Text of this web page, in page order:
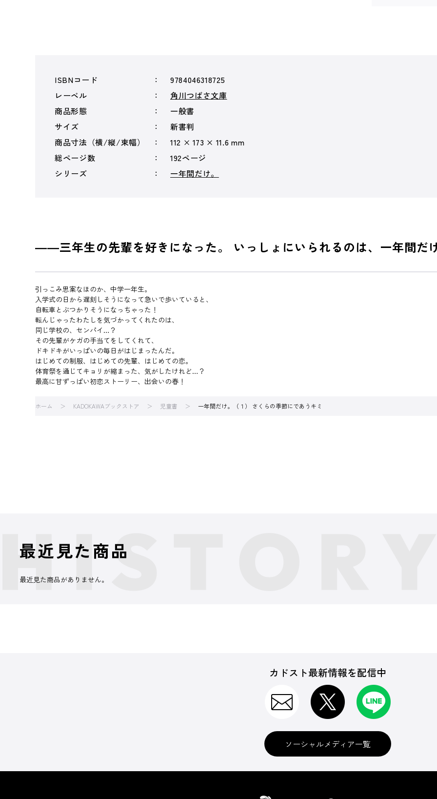
ISBNコード
9784046318725
レーベル
角川つばさ文庫
商品形態
一般書
サイズ
新書判
商品寸法（横/縦/束幅）
112 × 173 × 11.6 mm
総ページ数
192ページ
シリーズ
一年間だけ。
――三年生の先輩を好きになった。 いっしょにいられるのは、一年間だ
引っこみ思案なほのか、中学一年生。
入学式の日から遅刻しそうになって急いで歩いていると、
自転車とぶつかりそうになっちゃった！
転んじゃったわたしを気づかってくれたのは、
同じ学校の、センパイ…？
その先輩がケガの手当てをしてくれて、
ドキドキがいっぱいの毎日がはじまったんだ。
はじめての制服、はじめての先輩、はじめての恋。
体育祭を通じてキョリが縮まった、気がしたけれど…？
最高に甘ずっぱい初恋ストーリー、出会いの春！
ホーム KADOKAWAブックストア 児童書 一年間だけ。（１） さくらの季節にであうキミ
最近見た商品
最近見た商品がありません。
カドスト最新情報を配信中
ソーシャルメディア一覧